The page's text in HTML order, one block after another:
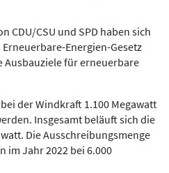
CDU/CSU und SPD haben sich
Energien-Gesetz
Ausbauziele für erneuerbare
der Windkraft 1.100 Megawatt
Insgesamt beläuft sich die
Die Ausschreibungsmenge
im Jahr 2022 bei 6.000